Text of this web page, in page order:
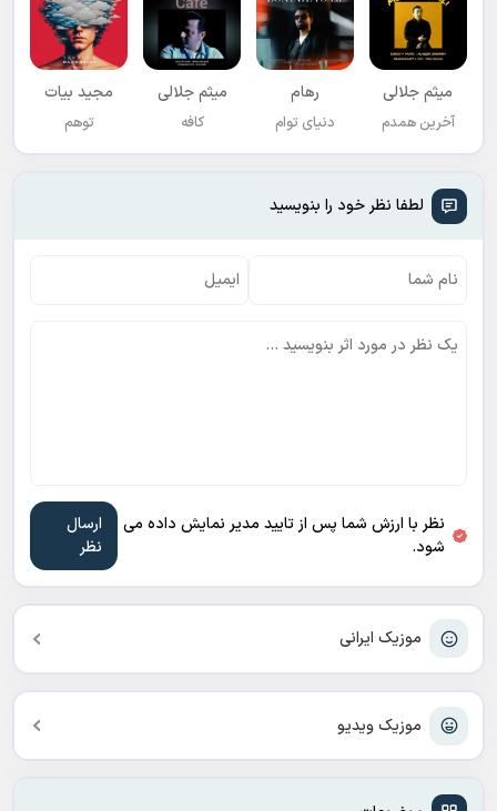
موزیک ایرانی
موزیک ویدیو
میثم جلالی
آخرین همدم
رهام
دنیای توام
میثم جلالی
کافه
مجید بیات
توهم
لطفا نظر خود را بنویسید
نظر با ارزش شما پس از تایید مدیر نمایش داده می
شود.